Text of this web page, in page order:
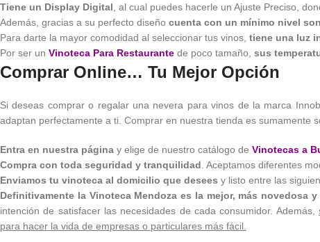
Tiene un Display Digital , al cual puedes hacerle un Ajuste Preciso,
Además, gracias a su perfecto diseño cuenta con un mínimo nivel
Para darte la mayor comodidad al seleccionar tus vinos, tiene una luz
Por ser un Vinoteca Para Restaurante de poco tamaño, sus
Comprar Online… Tu Mejor Opción
Si deseas comprar o regalar una nevera para vinos de la marca
adaptan perfectamente a ti. Comprar en nuestra tienda es sumamente
Entra en nuestra página y elige de nuestro catálogo de Vinotecas a
Compra con toda seguridad y tranquilidad . Aceptamos diferentes
Enviamos tu vinoteca al domicilio que desees y listo entre las
Definitivamente la Vinoteca Mendoza es la mejor, más novedosa
intención de satisfacer las necesidades de cada consumidor. Además,
para hacer la vida de empresas o particulares más fácil.